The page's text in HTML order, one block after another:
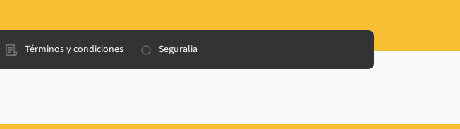
Términos y condiciones Seguralia